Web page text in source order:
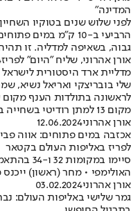
המדינה"
הרביעי ב-10 ק"מ
גבוה, בשאיפה למדליה. זו
אורן אהרוני, שליח "היום" לפריז
מדליית ארד היסטורית
שלי בובריצקי ואריאל נשיא,
מקום 13 למתן רודיטי בשחייה במים פתוחים
אורן אהרוני12.06.2024
אכזבה במים פתוחים: אווה
לפריז באליפות העולם בקטאר
סיימו
האולימפי • מחר (ראשון)
אורן אהרוני03.02.2024
גמר שלישי באליפות העולם: